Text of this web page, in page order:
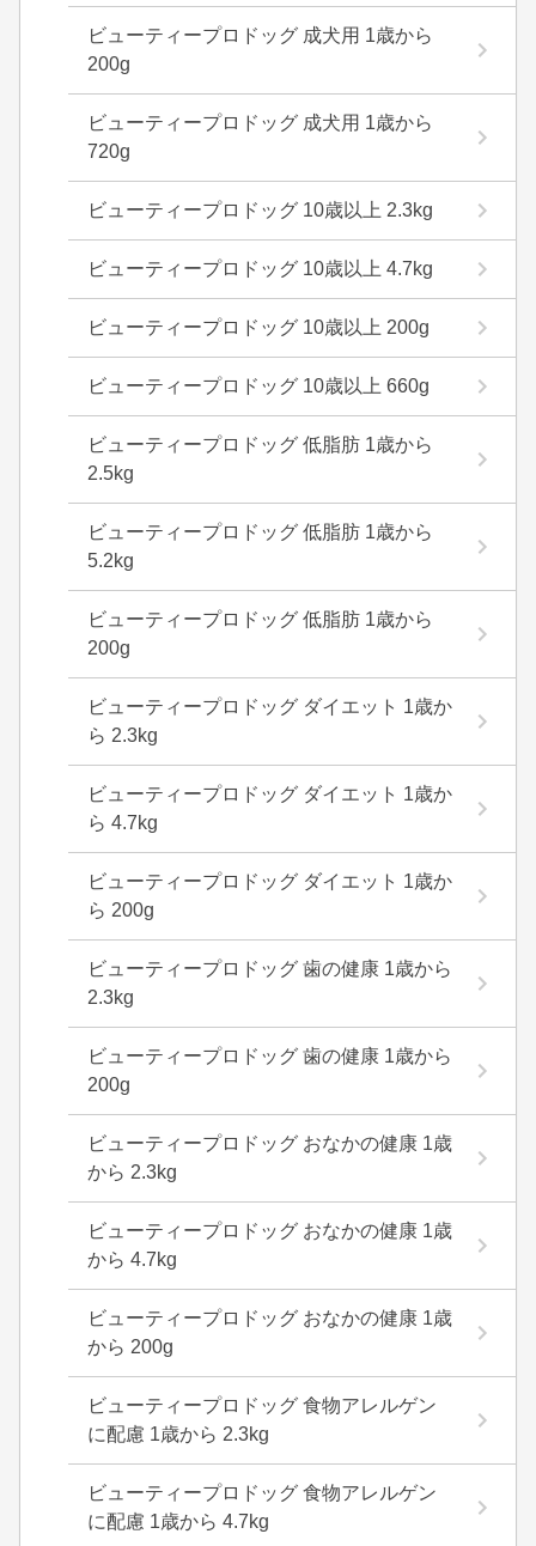
ビューティープロドッグ 成犬用 1歳から
200g
ビューティープロドッグ 成犬用 1歳から
720g
ビューティープロドッグ 10歳以上 2.3kg
ビューティープロドッグ 10歳以上 4.7kg
ビューティープロドッグ 10歳以上 200g
ビューティープロドッグ 10歳以上 660g
ビューティープロドッグ 低脂肪 1歳から
2.5kg
ビューティープロドッグ 低脂肪 1歳から
5.2kg
ビューティープロドッグ 低脂肪 1歳から
200g
ビューティープロドッグ ダイエット 1歳か
ら 2.3kg
ビューティープロドッグ ダイエット 1歳か
ら 4.7kg
ビューティープロドッグ ダイエット 1歳か
ら 200g
ビューティープロドッグ 歯の健康 1歳から
2.3kg
ビューティープロドッグ 歯の健康 1歳から
200g
ビューティープロドッグ おなかの健康 1歳
から 2.3kg
ビューティープロドッグ おなかの健康 1歳
から 4.7kg
ビューティープロドッグ おなかの健康 1歳
から 200g
ビューティープロドッグ 食物アレルゲン
に配慮 1歳から 2.3kg
ビューティープロドッグ 食物アレルゲン
に配慮 1歳から 4.7kg